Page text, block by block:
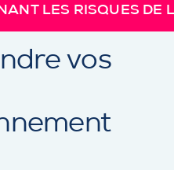
LES RISQUES DE
vos